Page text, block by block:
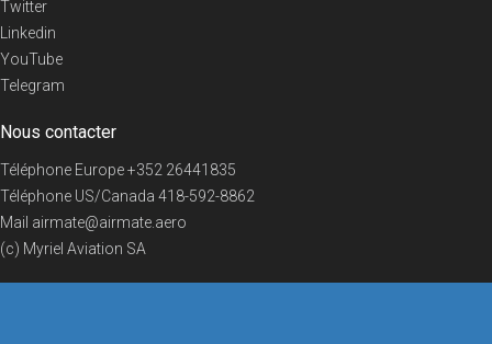
Twitter
Linkedin
YouTube
Telegram
Nous contacter
Téléphone Europe+352 26441835
Téléphone US/Canada 418-592-8862
Mail airmate@airmate.aero
(c) Myriel Aviation SA